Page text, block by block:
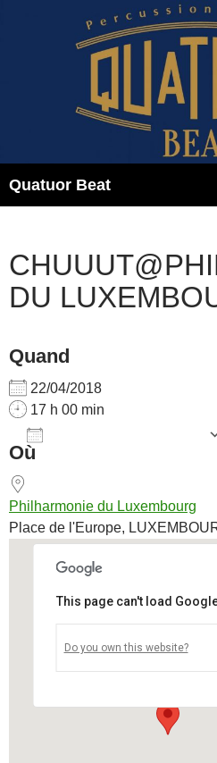
Quatuor Beat
DU
Quand
22/04/2018
17 h 00 min
Où
Philharmonie du Luxembourg
Place de l'Europe,
Place de l'Europe -
Voir Évènements
This page can't load
Do you own this website?